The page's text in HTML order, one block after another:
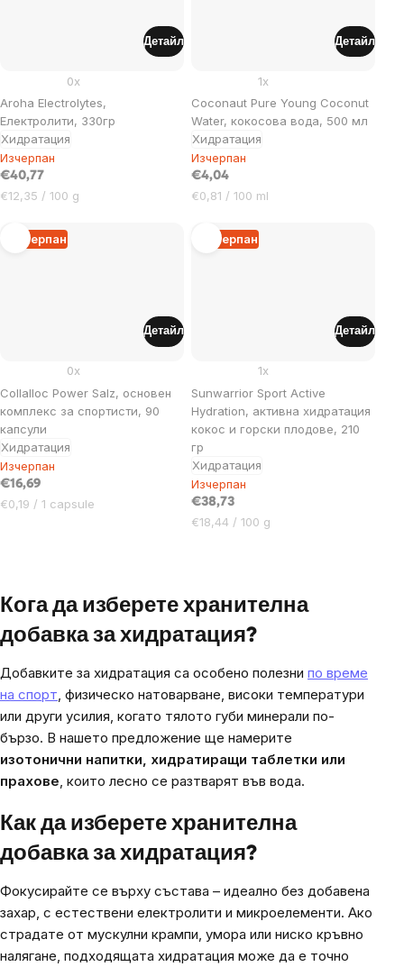
Aroha Electrolytes,
Електролити, 330гр
Хидратация
0x
Изчерпан
€40,77
Цена
мярка:
€12,35 / 100 g
Детайл
Coconaut Pure Young Coconut
Water, кокосова вода, 500 мл
Хидратация
1x
Изчерпан
€4,04
Цена
мярка:
€0,81 / 100 ml
Детайл
Изчерпан
Collalloc Power Salz, основен
комплекс за спортисти, 90
капсули
Хидратация
0x
Изчерпан
€16,69
Цена
€0,19 / 1 capsule
Детайл
Изчерпан
Sunwarrior Sport Active
Hydration, активна хидратация
кокос и горски плодове, 210
гр
Хидратация
1x
Изчерпан
€38,73
Цена
€18,44 / 100 g
Детайл
controls
Кога да изберете хранителна
добавка за хидратация?
Добавките за хидратация са особено полезни по време
на спорт , физическо натоварване, високи температури
или други усилия, когато тялото губи минерали по-
бързо. В нашето предложение ще намерите
изотонични напитки, хидратиращи таблетки или
прахове , които лесно се разтварят във вода.
Как да изберете хранителна
добавка за хидратация?
Фокусирайте се върху състава – идеално без добавена
захар, с естествени електролити и микроелементи. Ако
страдате от мускулни крампи, умора или ниско кръвно
налягане, подходящата хидратация може да е точно